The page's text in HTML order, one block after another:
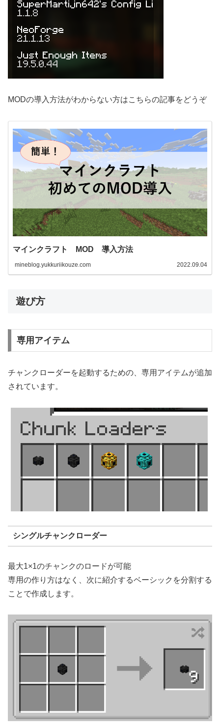
MODの導入方法がわからない方はこちらの記事をどうぞ
マインクラフト MOD 導入方法
mineblog.yukkuriikouze.com 2022.09.04
遊び方
専用アイテム
チャンクローダーを起動するための、専用アイテムが追加
されています。
シングルチャンクローダー
最大1×1のチャンクのロードが可能
専用の作り方はなく、次に紹介するベーシックを分割する
ことで作成します。